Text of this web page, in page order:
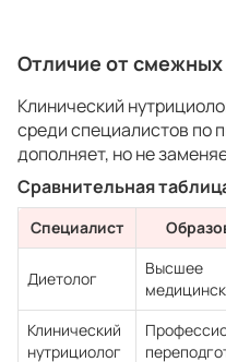
Отличие от
Клинический
среди специалистов по
дополняет, но не
Сравнительная
Специалист
Диетолог
Высшее
Клинический
нутрициолог